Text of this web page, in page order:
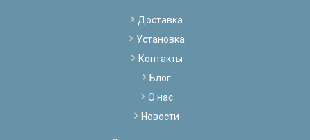
Доставка
Установка
Контакты
Блог
О нас
Новости